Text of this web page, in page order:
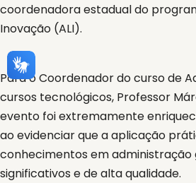
coordenadora estadual do
Inovação (ALI).
Para o Coordenador do curso de
cursos tecnológicos, Professor
evento foi extremamente
ao evidenciar que a aplicação
conhecimentos em administração
significativos e de alta qualidade.